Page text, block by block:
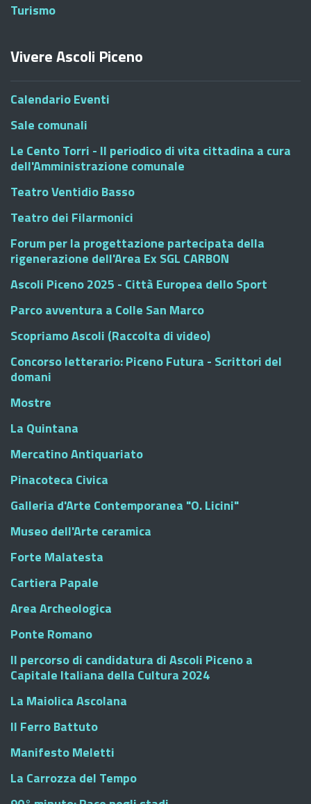
Turismo
Vivere Ascoli Piceno
Calendario Eventi
Sale comunali
Le Cento Torri - Il periodico di vita cittadina a cura
dell'Amministrazione comunale
Teatro Ventidio Basso
Teatro dei Filarmonici
Forum per la progettazione partecipata della
rigenerazione dell'Area Ex SGL CARBON
Ascoli Piceno 2025 - Città Europea dello Sport
Parco avventura a Colle San Marco
Scopriamo Ascoli (Raccolta di video)
Concorso letterario: Piceno Futura - Scrittori del
domani
Mostre
La Quintana
Mercatino Antiquariato
Pinacoteca Civica
Galleria d'Arte Contemporanea "O. Licini"
Museo dell'Arte ceramica
Forte Malatesta
Cartiera Papale
Area Archeologica
Ponte Romano
Il percorso di candidatura di Ascoli Piceno a
Capitale Italiana della Cultura 2024
La Maiolica Ascolana
Il Ferro Battuto
Manifesto Meletti
La Carrozza del Tempo